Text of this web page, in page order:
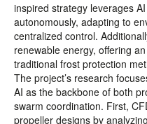
inspired strategy leverages
autonomously, adapting to
centralized control.
renewable energy, offering
traditional frost protection
The project’s research
AI as the backbone of both
swarm coordination. First,
propeller designs by